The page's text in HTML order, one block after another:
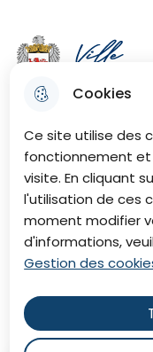
Cookies
Ce site utilise des
fonctionnement
visite. En cliquant
l'utilisation de ces
moment modifier
d'informations,
Gestion des
menu
Défilé